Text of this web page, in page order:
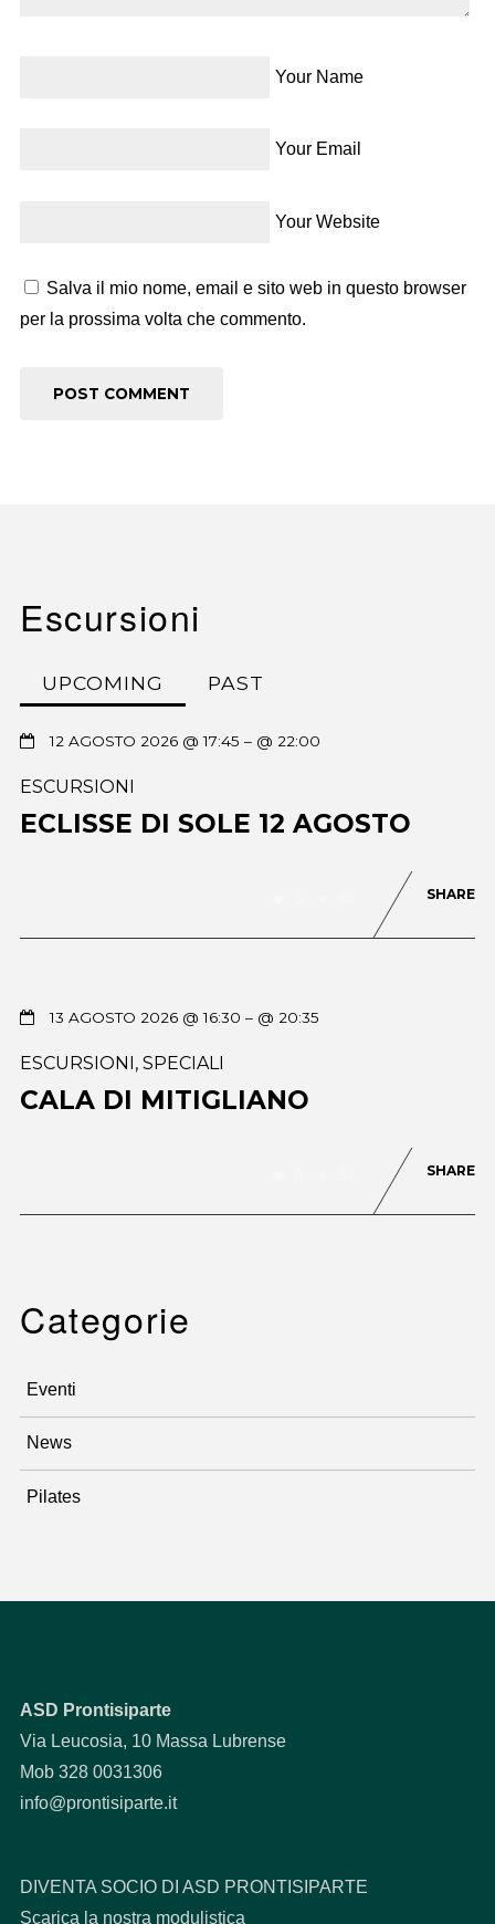
Your Name
Your Email
Your Website
Salva il mio nome, email e sito web in questo browser
per la prossima volta che commento.
Escursioni
UPCOMING PAST
12 AGOSTO 2026 @ 17:45 – @ 22:00
ESCURSIONI
ECLISSE DI SOLE 12 AGOSTO
SHARE
13 AGOSTO 2026 @ 16:30 – @ 20:35
ESCURSIONI , SPECIALI
CALA DI MITIGLIANO
SHARE
Categorie
Eventi
News
Pilates
ASD Prontisiparte
Via Leucosia, 10 Massa Lubrense
Mob 328 0031306
info@prontisiparte.it
DIVENTA SOCIO DI ASD PRONTISIPARTE
Scarica la nostra modulistica